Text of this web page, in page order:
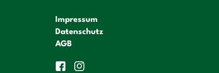
Impressum
Datenschutz
AGB